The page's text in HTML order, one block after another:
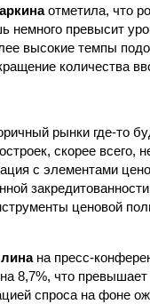
отметила, что
немного превысит
высокие темпы
количества
рынки где-то
скорее всего,
с элементами
ценовой
на пресс-
8,7%, что
спроса на фоне